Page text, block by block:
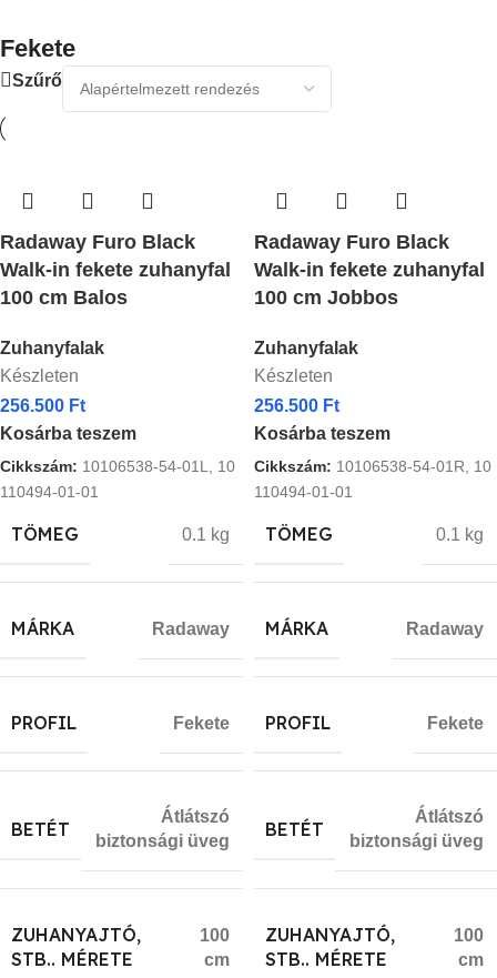
Fekete
Szűrő
Radaway Furo Black
Walk-in fekete zuhanyfal
100 cm Balos
Zuhanyfalak
Készleten
256.500 Ft
Kosárba teszem
Cikkszám: 10106538-54-01L, 10
110494-01-01
TÖMEG 0.1 kg
MÁRKA Radaway
PROFIL Fekete
BETÉT
Átlátszó
biztonsági üveg
ZUHANYAJTÓ,
STB.. MÉRETE
100
cm
Radaway Furo Black
Walk-in fekete zuhanyfal
100 cm Jobbos
Zuhanyfalak
Készleten
256.500 Ft
Kosárba teszem
Cikkszám: 10106538-54-01R, 10
110494-01-01
TÖMEG 0.1 kg
MÁRKA Radaway
PROFIL Fekete
BETÉT
Átlátszó
biztonsági üveg
ZUHANYAJTÓ,
STB.. MÉRETE
100
cm